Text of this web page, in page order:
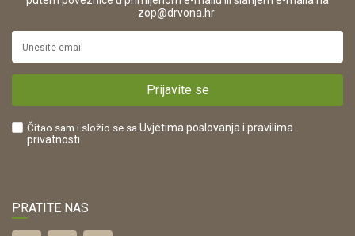
https://www.drvona.hr/
POREZNI BROJ:
Plaćanje karticama
Što dobivam registracijom?
zop@drvona.hr
Prijavite se
Čitao sam i složio se sa Uvjetima poslovanja i pravilima
privatnosti
PRATITE NAS